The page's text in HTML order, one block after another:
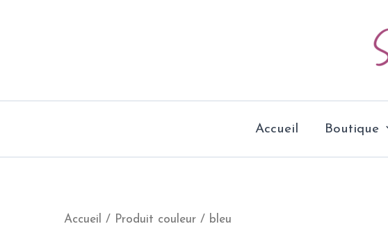
Accueil Boutique
Accueil / Produit couleur / bleu